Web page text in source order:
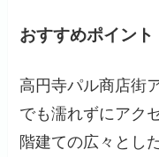
おすすめポイント
高円寺パル商店街
でも濡れずにアク
階建ての広々とし